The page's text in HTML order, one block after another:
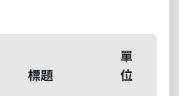
標題
單
位